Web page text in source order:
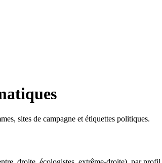
sites de campagne et étiquettes politiques.